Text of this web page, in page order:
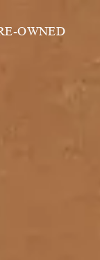
OWNED